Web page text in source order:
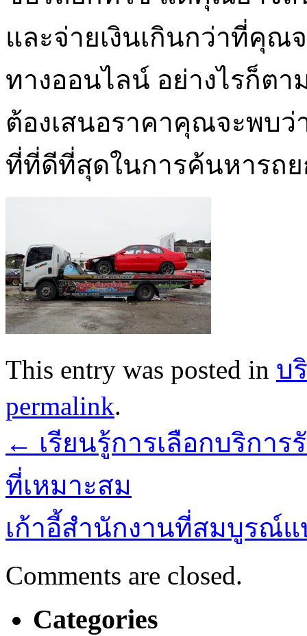
และจ่ายเงินเกินกว่าที่คุ
ทางออนไลน์ อย่างไรก็ต
ต้องเสนอราคาคุณจะพบว่
ที่ที่ดีที่สุดในการค้นหารถ
This entry was posted in บ
permalink.
← เรียนรู้การเลือกบริกา
ที่เหมาะสม
เก้าอี้สำนักงานที่สมบูรณ์
Comments are closed.
Categories